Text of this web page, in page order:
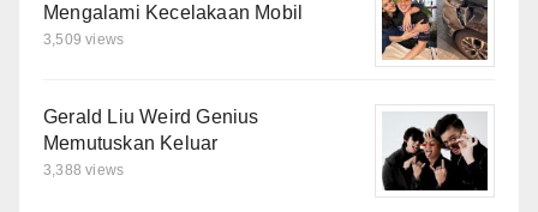
Mengalami Kecelakaan Mobil
3,509 views
Gerald Liu Weird Genius
Memutuskan Keluar
3,388 views